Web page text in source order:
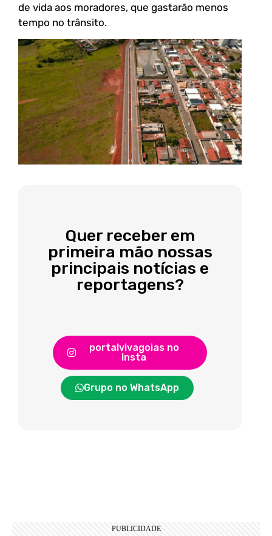
de vida aos moradores, que gastarão menos
tempo no trânsito.
Quer receber em
primeira mão nossas
principais notícias e
reportagens?
portalvivagoias no
Insta
Grupo no WhatsApp